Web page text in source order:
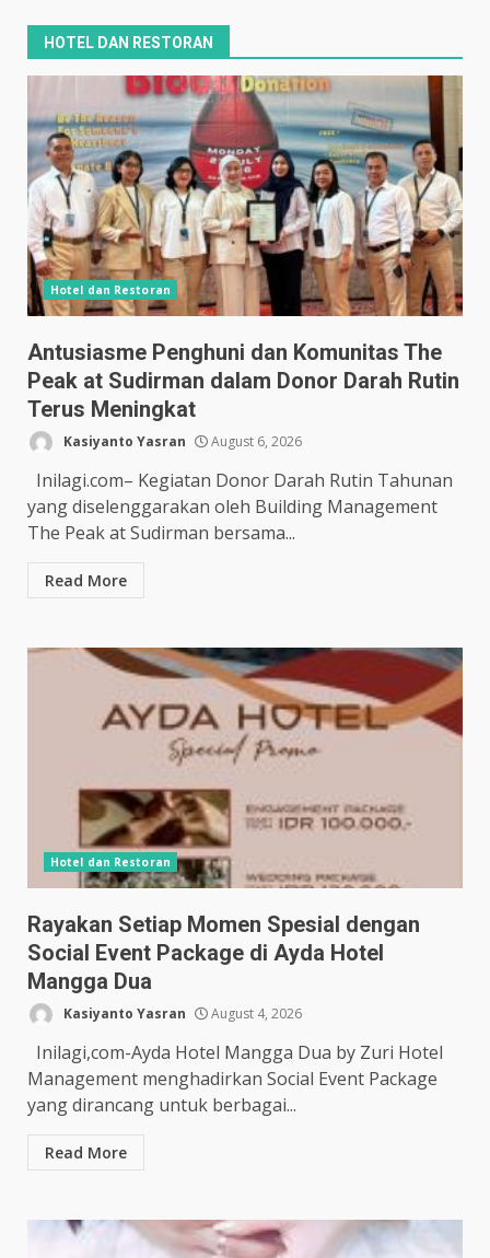
HOTEL DAN RESTORAN
Hotel dan Restoran
Antusiasme Penghuni dan Komunitas The
Peak at Sudirman dalam Donor Darah Rutin
Terus Meningkat
Kasiyanto Yasran August 6, 2026
Inilagi.com– Kegiatan Donor Darah Rutin Tahunan
yang diselenggarakan oleh Building Management
The Peak at Sudirman bersama...
Read More
Hotel dan Restoran
Rayakan Setiap Momen Spesial dengan
Social Event Package di Ayda Hotel
Mangga Dua
Kasiyanto Yasran August 4, 2026
Inilagi,com-Ayda Hotel Mangga Dua by Zuri Hotel
Management menghadirkan Social Event Package
yang dirancang untuk berbagai...
Read More